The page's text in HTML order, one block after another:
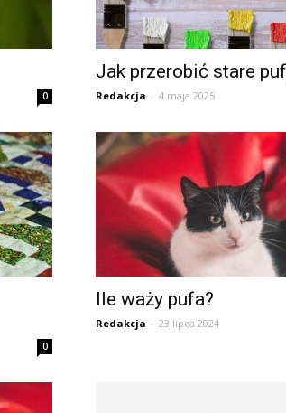
0
Jak przerobić stare
Redakcja - 4 maja 2025
0
Ile waży pufa?
Redakcja - 23 lipca 2024